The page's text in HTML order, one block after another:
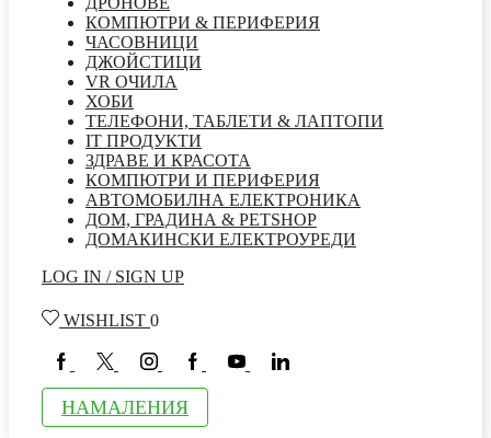
КОМПЮТРИ & ПЕРИФЕРИЯ
ЧАСОВНИЦИ
ДЖОЙСТИЦИ
VR ОЧИЛА
ХОБИ
ТЕЛЕФОНИ, ТАБЛЕТИ & ЛАПТОПИ
IT ПРОДУКТИ
ЗДРАВЕ И КРАСОТА
КОМПЮТРИ И ПЕРИФЕРИЯ
АВТОМОБИЛНА ЕЛЕКТРОНИКА
ДОМ, ГРАДИНА & PETSHOP
ДОМАКИНСКИ ЕЛЕКТРОУРЕДИ
LOG IN / SIGN UP
WISHLIST 0
FACEBOOK
TWITTERINSTAGRAM
GOOGLEYOUTUBELINKEDIN
НАМАЛЕНИЯ